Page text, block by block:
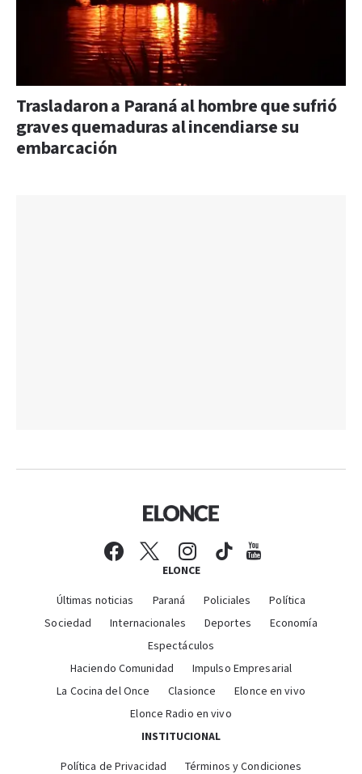
Trasladaron a Paraná al hombre que sufrió
graves quemaduras al incendiarse su
embarcación
ELONCE
Últimas noticias Paraná Policiales
Política
Sociedad
Internacionales Deportes
Economía
Espectáculos
Haciendo Comunidad
Impulso Empresarial
La Cocina del Once
Clasionce
Elonce en vivo
Elonce Radio en vivo
INSTITUCIONAL
Política de Privacidad Términos y Condiciones